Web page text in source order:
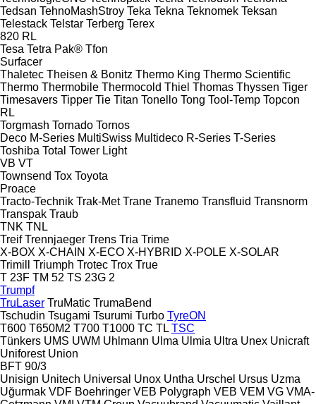
Tedsan TehnoMashStroy Teka Tekna Teknomek Teksan
Telestack Telstar Terberg Terex
820 RL
Tesa Tetra Pak® Tfon
Surfacer
Thaletec Theisen & Bonitz Thermo King Thermo Scientific
Thermo Thermobile Thermocold Thiel Thomas Thyssen Tiger
Timesavers Tipper Tie Titan Tonello Tong Tool-Temp Topcon
RL
Torgmash Tornado Tornos
Deco M-Series MultiSwiss Multideco R-Series T-Series
Toshiba Total Tower Light
VB VT
Townsend Tox Toyota
Proace
Tracto-Technik Trak-Met Trane Tranemo Transfluid Transnorm
Transpak Traub
TNK TNL
Treif Trennjaeger Trens Tria Trime
X-BOX X-CHAIN X-ECO X-HYBRID X-POLE X-SOLAR
Trimill
Triumph Trotec Trox True
T 23F TM 52 TS 23G 2
Trumpf
TruLaser TruMatic TrumaBend
Tschudin Tsugami Tsurumi Turbo TyreON
T600 T650M2 T700 T1000 TC TL TSC
Tünkers UMS UWM Uhlmann Ulma Ulmia Ultra Unex Unicraft
Uniforest Union
BFT 90/3
Unisign Unitech Universal Unox Untha Urschel Ursus Uzma
Uğurmak VDF Boehringer VEB Polygraph VEB VEM VG VMA-